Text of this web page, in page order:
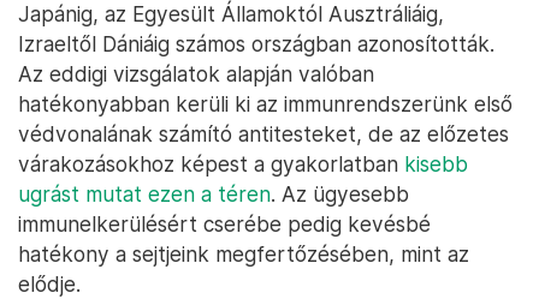
Japánig, az Egyesült Államoktól Ausztráliáig,
Izraeltől Dániáig számos országban azonosították.
Az eddigi vizsgálatok alapján valóban
hatékonyabban kerüli ki az immunrendszerünk első
védvonalának számító antitesteket, de az előzetes
várakozásokhoz képest a gyakorlatban kisebb
ugrást mutat ezen a téren. Az ügyesebb
immunelkerülésért cserébe pedig kevésbé
hatékony a sejtjeink megfertőzésében, mint az
elődje.